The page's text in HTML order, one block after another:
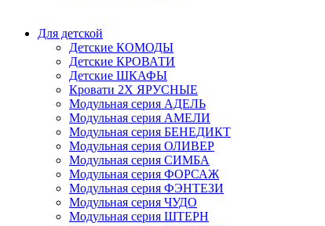
Для детской
Детские КОМОДЫ
Детские КРОВАТИ
Детские ШКАФЫ
Кровати 2Х ЯРУСНЫЕ
Модульная серия АДЕЛЬ
Модульная серия АМЕЛИ
Модульная серия БЕНЕДИКТ
Модульная серия ОЛИВЕР
Модульная серия СИМБА
Модульная серия ФОРСАЖ
Модульная серия ФЭНТЕЗИ
Модульная серия ЧУДО
Модульная серия ШТЕРН